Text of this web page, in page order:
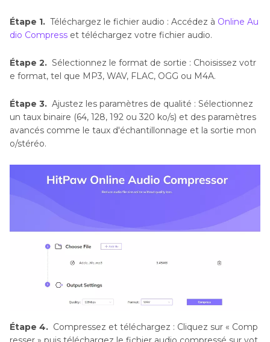
Étape 1. Téléchargez le fichier audio : Accédez à Online Au
dio Compress et téléchargez votre fichier audio.
Étape 2. Sélectionnez le format de sortie : Choisissez votr
e format, tel que MP3, WAV, FLAC, OGG ou M4A.
Étape 3. Ajustez les paramètres de qualité : Sélectionnez
un taux binaire (64, 128, 192 ou 320 ko/s) et des paramètres
avancés comme le taux d'échantillonnage et la sortie mon
o/stéréo.
Étape 4. Compressez et téléchargez : Cliquez sur « Comp